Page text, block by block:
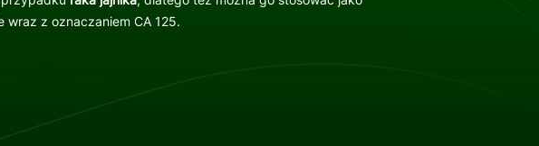
wraz z oznaczaniem CA 125.